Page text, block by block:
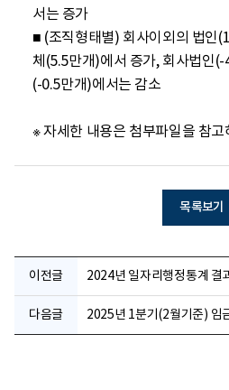
서는 증가
■ (조직형태별) 회사이외의 법인
체(5.5만개)에서 증가, 회사법인(-
(-0.5만개)에서는 감소
※ 자세한 내용은 첨부파일을 참고
목록보기
이전글 2024년 일자리행정통계 결
다음글 2025년 1분기(2월기준) 임